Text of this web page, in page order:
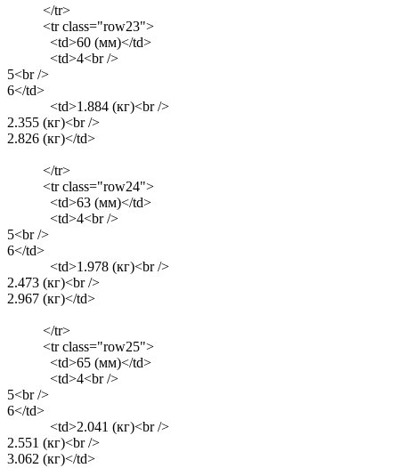
</tr>
<tr class="row23">
<td>60 (мм)</td>
<td>4<br />
5<br />
6</td>
<td>1.884 (кг)<br />
2.355 (кг)<br />
2.826 (кг)</td>
</tr>
<tr class="row24">
<td>63 (мм)</td>
<td>4<br />
5<br />
6</td>
<td>1.978 (кг)<br />
2.473 (кг)<br />
2.967 (кг)</td>
</tr>
<tr class="row25">
<td>65 (мм)</td>
<td>4<br />
5<br />
6</td>
<td>2.041 (кг)<br />
2.551 (кг)<br />
3.062 (кг)</td>